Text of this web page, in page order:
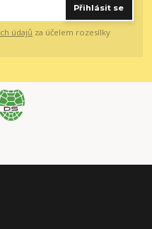
Přihlásit se
údajů za účelem rozesílky